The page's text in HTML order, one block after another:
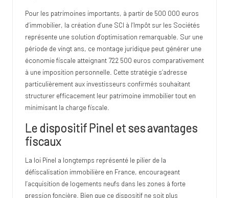
Pour les patrimoines importants, à partir de 500 000 euros
d’immobilier, la création d’une SCI à l’Impôt sur les Sociétés
représente une solution d’optimisation remarquable. Sur une
période de vingt ans, ce montage juridique peut générer une
économie fiscale atteignant 722 500 euros comparativement
à une imposition personnelle. Cette stratégie s’adresse
particulièrement aux investisseurs confirmés souhaitant
structurer efficacement leur patrimoine immobilier tout en
minimisant la charge fiscale.
Le dispositif Pinel et ses avantages
fiscaux
La loi Pinel a longtemps représenté le pilier de la
défiscalisation immobilière en France, encourageant
l’acquisition de logements neufs dans les zones à forte
pression foncière. Bien que ce dispositif ne soit plus